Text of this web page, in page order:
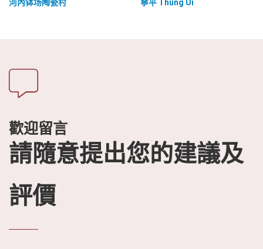
河內钵场陶瓷村 寧平 Thung Ui
歡迎留言
請隨意提出您的建議及
評價